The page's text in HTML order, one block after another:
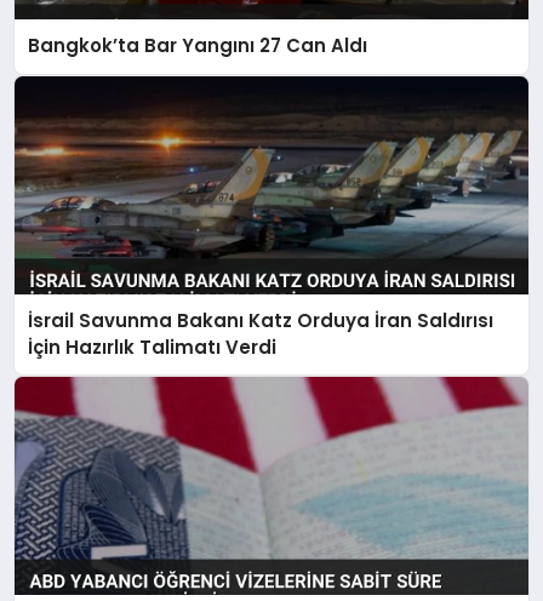
Bangkok’ta Bar Yangını 27 Can Aldı
İsrail Savunma Bakanı Katz Orduya İran Saldırısı
İçin Hazırlık Talimatı Verdi